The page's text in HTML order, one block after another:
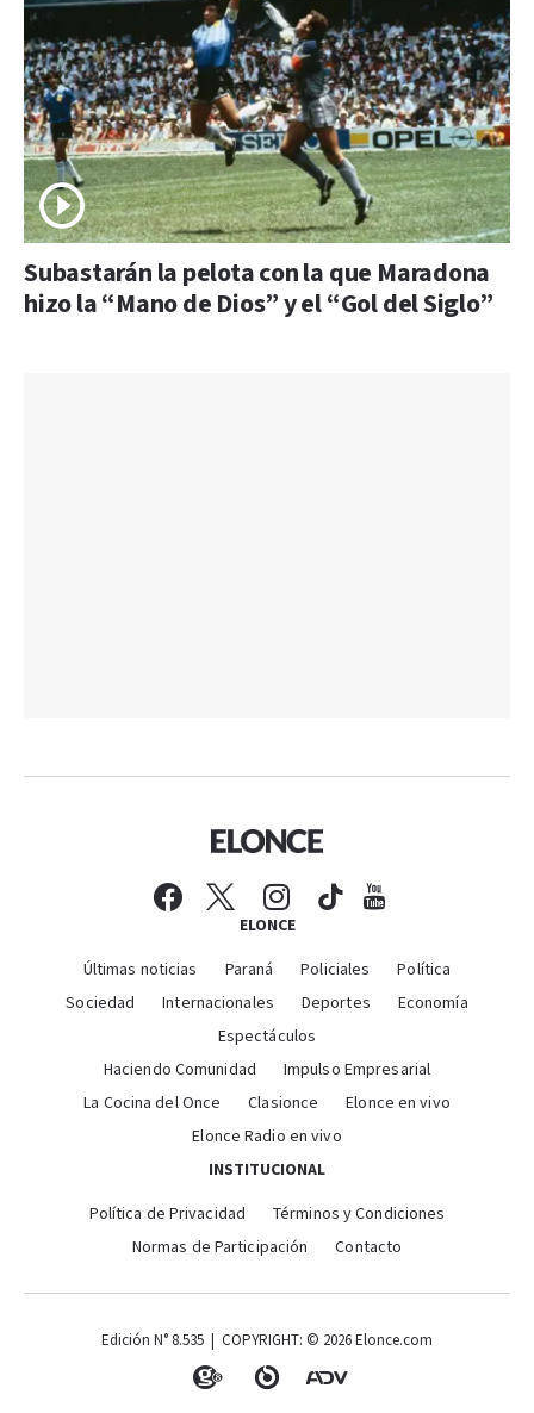
Subastarán la pelota con la que Maradona
hizo la “Mano de Dios” y el “Gol del Siglo”
ELONCE
Últimas noticias Paraná Policiales
Política
Sociedad
Internacionales Deportes
Economía
Espectáculos
Haciendo Comunidad
Impulso Empresarial
La Cocina del Once
Clasionce
Elonce en vivo
Elonce Radio en vivo
INSTITUCIONAL
Política de Privacidad
Términos y Condiciones
Normas de Participación
Contacto
Edición N° 8.535 | COPYRIGHT: © 2026 Elonce.com